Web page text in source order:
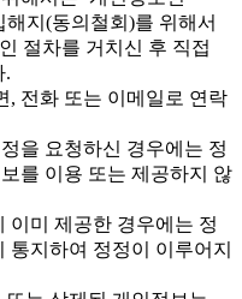
해지(동의철회)를 위해서
절차를 거치신 후 직접
.
, 전화 또는 이메일로 연락
을 요청하신 경우에는 정
를 이용 또는 제공하지 않
이미 제공한 경우에는 정
지하여 정정이 이루어지